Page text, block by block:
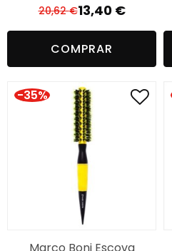
20,62€ O
preço
original
era:
20,62 €.
13,40 €
O
preço
atual
é:
13,40 €.
COMPRAR
-35%
Marco Boni Escova